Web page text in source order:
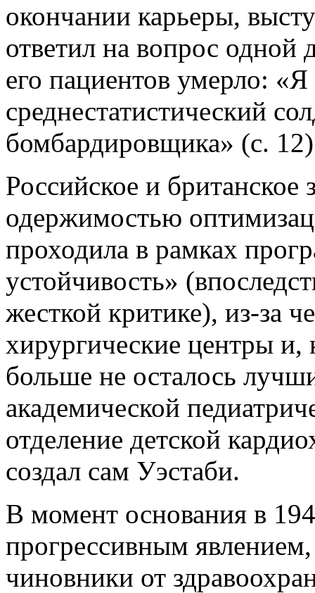
окончании карьеры,
ответил на вопрос одной
его пациентов умерло:
среднестатистический
бомбардировщика» (с.
Российское и британское
одержимостью
проходила в рамках
устойчивость»
жесткой критике), из-за
хирургические центры и,
больше не осталось
академической
отделение детской
создал сам Уэстаби.
В момент основания в
прогрессивным
чиновники от